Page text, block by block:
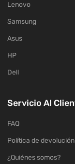
Lenovo
Samsung
Asus
HP
Dell
Servicio Al
FAQ
Política de devolución
¿Quiénes somos?